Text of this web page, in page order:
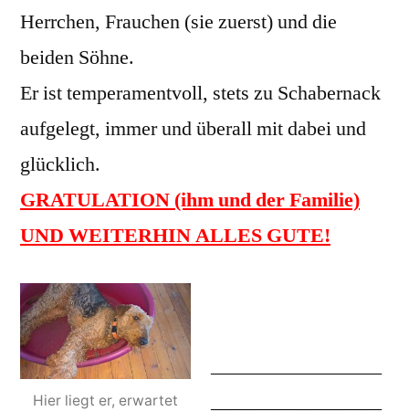
Herrchen, Frauchen (sie zuerst) und die
beiden Söhne.
Er ist temperamentvoll, stets zu Schabernack
aufgelegt, immer und überall mit dabei und
glücklich.
GRATULATION (ihm und der Familie)
UND WEITERHIN ALLES GUTE!
Hier liegt er, erwartet